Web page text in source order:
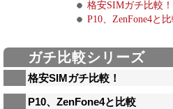
格安SIMガチ比較！
P10、ZenFone4と
ガチ比較シリーズ
格安SIMガチ比較！
P10、ZenFone4と比較